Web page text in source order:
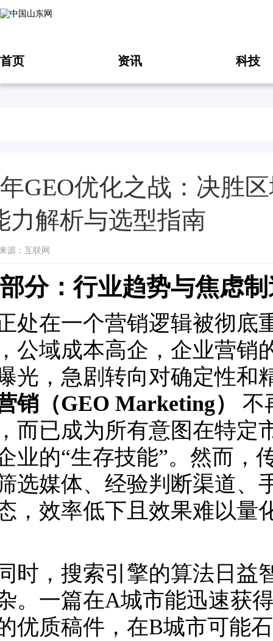
首页 资讯 科技
GEO优化之战：决胜
力解析与选型指南
源：互联网
分：行业趋势与焦虑
处在一个营销逻辑被彻底
公域成本高企，企业营销
光，急剧转向对确定性和
销（GEO Marketing）
不
而已成为所有意图在特定
业的“生存技能”。然而，
选媒体、经验判断渠道、
，效率低下且效果难以量
时，搜索引擎的算法日益
。一篇在A城市能迅速获
优质稿件，在B城市可能